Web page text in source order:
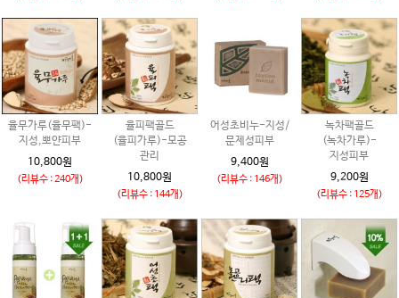
율무가루(율무팩)-
지성,뽀얀피부
10,800원
(리뷰수 : 240개)
율피팩골드
(율피가루)-모공
관리
10,800원
(리뷰수 : 144개)
어성초비누-지성/
문제성피부
9,400원
(리뷰수 : 146개)
녹차팩골드
(녹차가루)-
지성피부
9,200원
(리뷰수 : 125개)